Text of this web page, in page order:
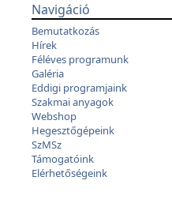
Navigáció
Bemutatkozás
Hírek
Féléves programunk
Galéria
Eddigi programjaink
Szakmai anyagok
Webshop
Hegesztőgépeink
SzMSz
Támogatóink
Elérhetőségeink